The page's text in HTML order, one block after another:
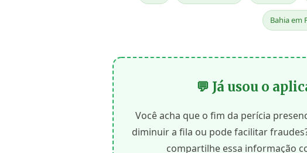
Bahia em
💬 Já usou o
Você acha que o fim da perícia
diminuir a fila ou pode facilitar
compartilhe essa informação